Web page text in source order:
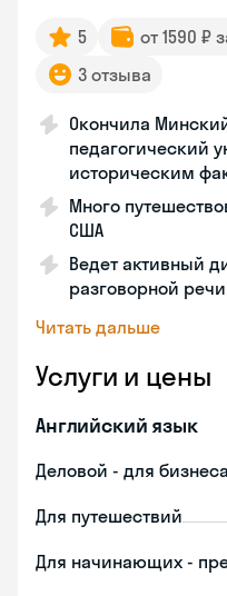
5 от 1590 ₽
3 отзыва
Окончила
педагогический
историческим
Много
США
Ведет активный
разговорной речи
Читать дальше
Услуги и цены
Английский язык
Деловой - для бизнеса
Для путешествий
Для начинающих -